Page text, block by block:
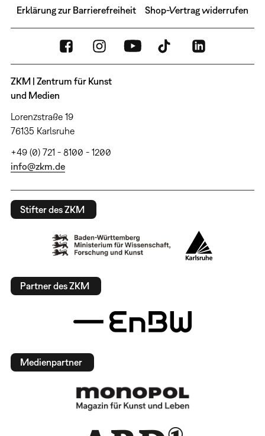
Erklärung zur Barrierefreiheit Shop-Vertrag widerrufen
ZKM | Zentrum für Kunst
und Medien
Lorenzstraße 19
76135 Karlsruhe
+49 (0) 721 - 8100 - 1200
info@zkm.de
Stifter des ZKM
Partner des ZKM
Medienpartner